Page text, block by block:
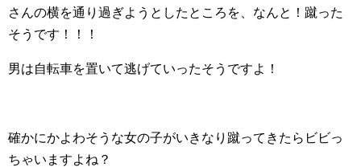
さんの横を通り過ぎようとしたところを、なんと！蹴った
そうです！！！
男は自転車を置いて逃げていったそうですよ！
確かにかよわそうな女の子がいきなり蹴ってきたらビビっ
ちゃいますよね？